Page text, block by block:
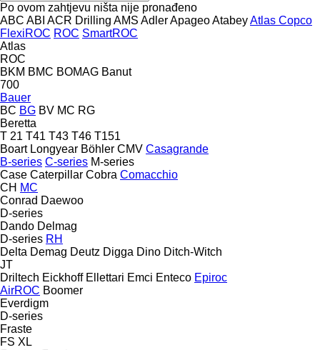
Po ovom zahtjevu ništa nije pronađeno
ABC ABI ACR Drilling AMS AdlerApageoAtabeyAtlas Copco
FlexiROC ROC SmartROC
Atlas
ROC
BKM BMC BOMAG Banut
700
Bauer
BC BG BV MC RG
Beretta
T 21 T41 T43 T46 T151
Boart Longyear Böhler CMV Casagrande
B-series C-series M-series
Case Caterpillar Cobra Comacchio
CH MC
Conrad Daewoo
D-series
Dando Delmag
D-series RH
Delta Demag Deutz Digga Dino Ditch-Witch
JT
Driltech Eickhoff Ellettari Emci Enteco Epiroc
AirROC Boomer
Everdigm
D-series
Fraste
FS XL